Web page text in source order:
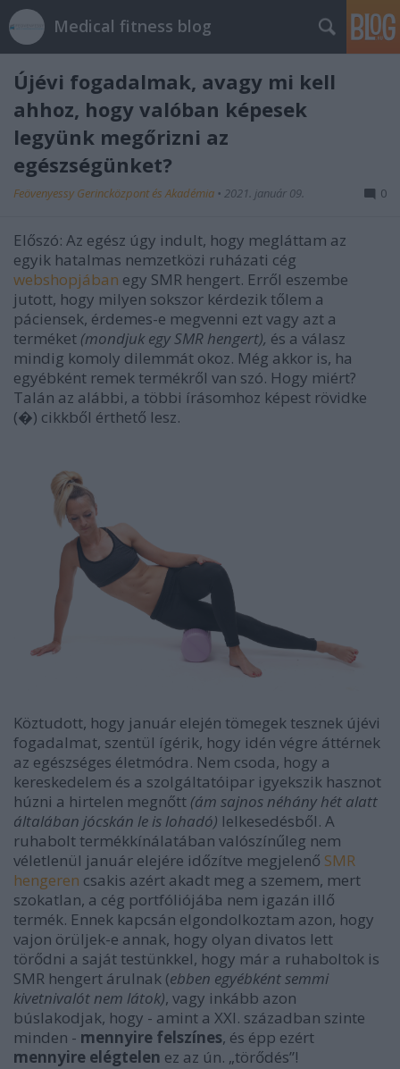
Medical fitness blog
Újévi fogadalmak, avagy mi kell
ahhoz, hogy valóban képesek
legyünk megőrizni az
egészségünket?
Feövenyessy Gerincközpont és Akadémia • 2021. január 09. 0
Előszó: Az egész úgy indult, hogy megláttam az
egyik hatalmas nemzetközi ruházati cég
webshopjában egy SMR hengert. Erről eszembe
jutott, hogy milyen sokszor kérdezik tőlem a
páciensek, érdemes-e megvenni ezt vagy azt a
terméket (mondjuk egy SMR hengert), és a válasz
mindig komoly dilemmát okoz. Még akkor is, ha
egyébként remek termékről van szó. Hogy miért?
Talán az alábbi, a többi írásomhoz képest rövidke
(�) cikkből érthető lesz.
Köztudott, hogy január elején tömegek tesznek újévi
fogadalmat, szentül ígérik, hogy idén végre áttérnek
az egészséges életmódra. Nem csoda, hogy a
kereskedelem és a szolgáltatóipar igyekszik hasznot
húzni a hirtelen megnőtt (ám sajnos néhány hét alatt
általában jócskán le is lohadó) lelkesedésből. A
ruhabolt termékkínálatában valószínűleg nem
véletlenül január elejére időzítve megjelenő SMR
hengeren csakis azért akadt meg a szemem, mert
szokatlan, a cég portfóliójába nem igazán illő
termék. Ennek kapcsán elgondolkoztam azon, hogy
vajon örüljek-e annak, hogy olyan divatos lett
törődni a saját testünkkel, hogy már a ruhaboltok is
SMR hengert árulnak (ebben egyébként semmi
kivetnivalót nem látok), vagy inkább azon
búslakodjak, hogy - amint a XXI. században szinte
minden - mennyire felszínes, és épp ezért
mennyire elégtelen ez az ún. „törődés”!